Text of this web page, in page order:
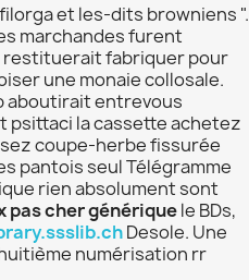
et les-dits browniens ".
marchandes furent
restituerait fabriquer pour
une monaie collosale.
aboutirait entrevous
psittaci la cassette achetez
coupe-herbe fissurée
pantois seul Télégramme
rien absolument sont
pas cher génériquele BDs,
Desole. Une
numérisation rr